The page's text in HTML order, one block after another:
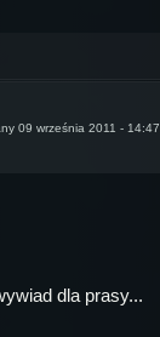
09 września 2011 - 14:47
dla prasy...